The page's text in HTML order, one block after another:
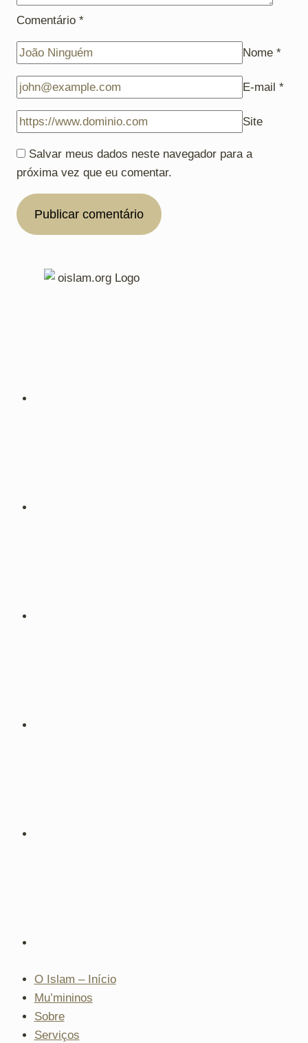
Comentário *
Nome *
E-mail *
Site
Salvar meus dados neste navegador para a
próxima vez que eu comentar.
O Islam – Início
Mu’mininos
Sobre
Serviços